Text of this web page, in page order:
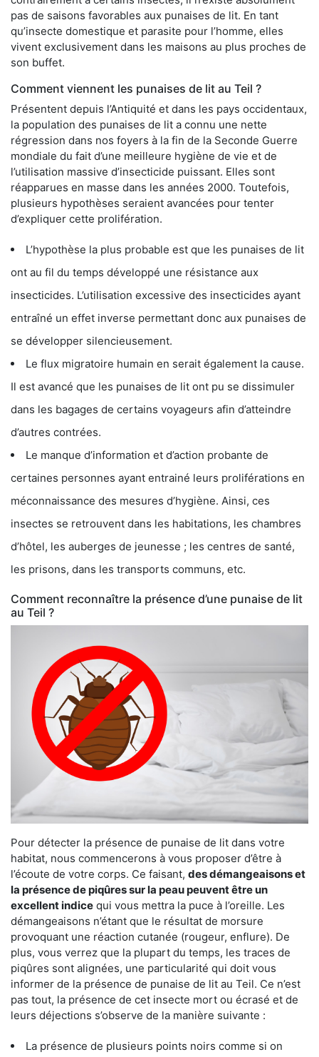
pas de saisons favorables aux punaises de lit. En tant
qu’insecte domestique et parasite pour l’homme, elles
vivent exclusivement dans les maisons au plus proches de
son buffet.
Comment viennent les punaises de lit au Teil ?
Présentent depuis l’Antiquité et dans les pays occidentaux,
la population des punaises de lit a connu une nette
régression dans nos foyers à la fin de la Seconde Guerre
mondiale du fait d’une meilleure hygiène de vie et de
l’utilisation massive d’insecticide puissant. Elles sont
réapparues en masse dans les années 2000. Toutefois,
plusieurs hypothèses seraient avancées pour tenter
d’expliquer cette prolifération.
L’hypothèse la plus probable est que les punaises de lit
ont au fil du temps développé une résistance aux
insecticides. L’utilisation excessive des insecticides ayant
entraîné un effet inverse permettant donc aux punaises de
se développer silencieusement.
Le flux migratoire humain en serait également la cause.
Il est avancé que les punaises de lit ont pu se dissimuler
dans les bagages de certains voyageurs afin d’atteindre
d’autres contrées.
Le manque d’information et d’action probante de
certaines personnes ayant entrainé leurs proliférations en
méconnaissance des mesures d’hygiène. Ainsi, ces
insectes se retrouvent dans les habitations, les chambres
d’hôtel, les auberges de jeunesse ; les centres de santé,
les prisons, dans les transports communs, etc.
Comment reconnaître la présence d’une punaise de lit
au Teil ?
Pour détecter la présence de punaise de lit dans votre
habitat, nous commencerons à vous proposer d’être à
l’écoute de votre corps. Ce faisant, des démangeaisons et
la présence de piqûres sur la peau peuvent être un
excellent indice qui vous mettra la puce à l’oreille. Les
démangeaisons n’étant que le résultat de morsure
provoquant une réaction cutanée (rougeur, enflure). De
plus, vous verrez que la plupart du temps, les traces de
piqûres sont alignées, une particularité qui doit vous
informer de la présence de punaise de lit au Teil. Ce n’est
pas tout, la présence de cet insecte mort ou écrasé et de
leurs déjections s’observe de la manière suivante :
La présence de plusieurs points noirs comme si on